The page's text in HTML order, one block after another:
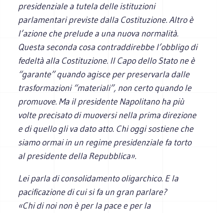
presidenziale a tutela delle istituzioni
parlamentari previste dalla Costituzione. Altro è
l’azione che prelude a una nuova normalità.
Questa seconda cosa contraddirebbe l’obbligo di
fedeltà alla Costituzione. Il Capo dello Stato ne è
“garante” quando agisce per preservarla dalle
trasformazioni “materiali”, non certo quando le
promuove. Ma il presidente Napolitano ha più
volte precisato di muoversi nella prima direzione
e di quello gli va dato atto. Chi oggi sostiene che
siamo ormai in un regime presidenziale fa torto
al presidente della Repubblica».
Lei parla di consolidamento oligarchico. E la
pacificazione di cui si fa un gran parlare?
«Chi di noi non è per la pace e per la